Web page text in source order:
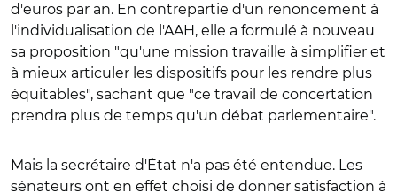
d'euros par an. En contrepartie d'un renoncement à
l'individualisation de l'AAH, elle a formulé à nouveau
sa proposition "qu'une mission travaille à simplifier et
à mieux articuler les dispositifs pour les rendre plus
équitables", sachant que "ce travail de concertation
prendra plus de temps qu'un débat parlementaire".
Mais la secrétaire d'État n'a pas été entendue. Les
sénateurs ont en effet choisi de donner satisfaction à